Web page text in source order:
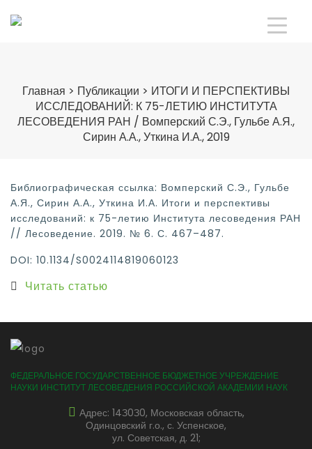
Главная > Публикации > ИТОГИ И ПЕРСПЕКТИВЫ
ИССЛЕДОВАНИЙ: К 75-ЛЕТИЮ ИНСТИТУТА
ЛЕСОВЕДЕНИЯ РАН / Вомперский С.Э., Гульбе А.Я.,
Сирин А.А., Уткина И.А., 2019
Библиографическая ссылка: Вомперский С.Э., Гульбе
А.Я., Сирин А.А., Уткина И.А. Итоги и перспективы
исследований: к 75-летию Института лесоведения РАН
// Лесоведение. 2019. № 6. С. 467–487.
DOI: 10.1134/S0024114819060123
Читать статью
ФЕДЕРАЛЬНОЕ ГОСУДАРСТВЕННОЕ БЮДЖЕТНОЕ УЧРЕЖДЕНИЕ
НАУКИ ИНСТИТУТ ЛЕСОВЕДЕНИЯ РОССИЙСКОЙ АКАДЕМИИ НАУК
Адрес: 14З0З0, Московская область,
Одинцовский г.о., с. Успенское,
ул. Советская, д. 21;